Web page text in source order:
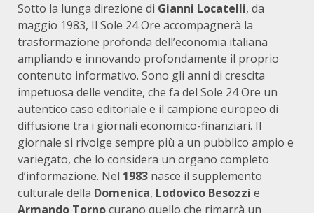
Sotto la lunga direzione di Gianni Locatelli, da
maggio 1983, Il Sole 24 Ore accompagnerà la
trasformazione profonda dell’economia italiana
ampliando e innovando profondamente il proprio
contenuto informativo. Sono gli anni di crescita
impetuosa delle vendite, che fa del Sole 24 Ore un
autentico caso editoriale e il campione europeo di
diffusione tra i giornali economico-finanziari. Il
giornale si rivolge sempre più a un pubblico ampio e
variegato, che lo considera un organo completo
d’informazione. Nel 1983 nasce il supplemento
culturale della Domenica, Lodovico Besozzi e
Armando Tornocurano quello che rimarrà un